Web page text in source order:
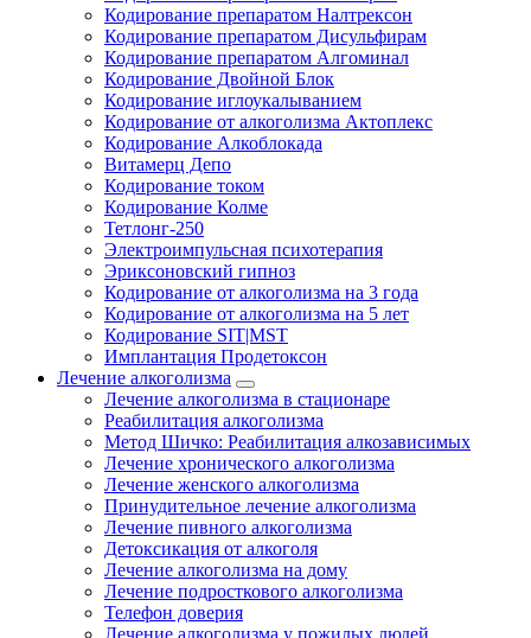
Кодирование препаратом Налтрексон
Кодирование препаратом Дисульфирам
Кодирование препаратом Алгоминал
Кодирование Двойной Блок
Кодирование иглоукалыванием
Кодирование от алкоголизма Актоплекс
Кодирование Алкоблокада
Витамерц Депо
Кодирование током
Кодирование Колме
Тетлонг-250
Электроимпульсная психотерапия
Эриксоновский гипноз
Кодирование от алкоголизма на 3 года
Кодирование от алкоголизма на 5 лет
Кодирование SIT|MST
Имплантация Продетоксон
Лечение алкоголизма
Лечение алкоголизма в стационаре
Реабилитация алкоголизма
Метод Шичко: Реабилитация алкозависимых
Лечение хронического алкоголизма
Лечение женского алкоголизма
Принудительное лечение алкоголизма
Лечение пивного алкоголизма
Детоксикация от алкоголя
Лечение алкоголизма на дому
Лечение подросткового алкоголизма
Телефон доверия
Лечение алкоголизма у пожилых людей